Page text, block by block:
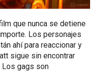
que nunca se detiene
Los personajes
ahí para reaccionar y
sigue sin encontrar
Los gags son